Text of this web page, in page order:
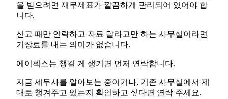
을 받으려면 재무제표가 깔끔하게 관리되어 있어야 합
니다.
신고 때만 연락하고 자료 달라고만 하는 사무실이라면
기장료를 내는 의미가 없습니다.
에이펙스는 챙길 게 생기면 먼저 연락합니다.
지금 세무사를 알아보는 중이거나, 기존 사무실에서 제
대로 챙겨주고 있는지 확인하고 싶다면 연락 주세요.